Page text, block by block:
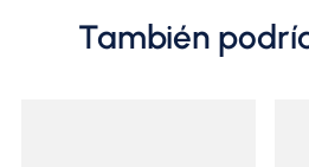
También